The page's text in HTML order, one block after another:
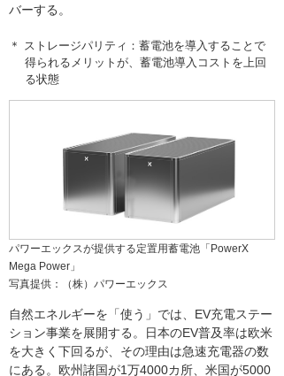
バーする。
＊ ストレージパリティ：蓄電池を導入することで
得られるメリットが、蓄電池導入コストを上回
る状態
パワーエックスが提供する定置用蓄電池「PowerX
Mega Power」
写真提供：（株）パワーエックス
自然エネルギーを「使う」では、EV充電ステー
ション事業を展開する。日本のEV普及率は欧米
を大きく下回るが、その理由は急速充電器の数
にある。欧州諸国が1万4000カ所、米国が5000